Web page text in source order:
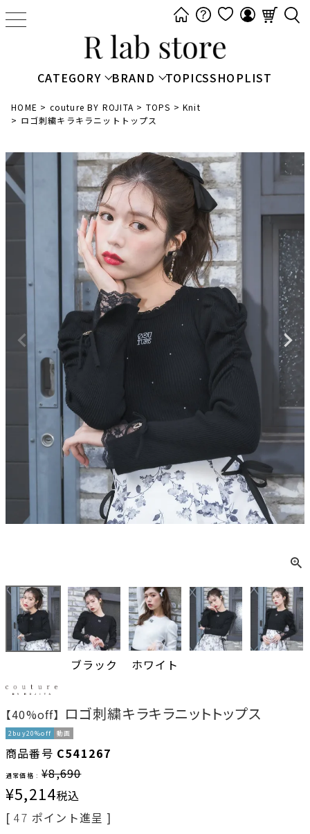
t
e
n
g
CATEGORY BRAND TOPICSSHOPLIST
HOME couture BY ROJITA TOPS
Knit
ロゴ刺繍キラキラニットトップス
ブラック ホワイト
【40%off】 ロゴ刺繍キラキラニットトップス
2buy20%off 動画
商品番号 C541267
通常価格 : ¥8,690
¥5,214税込
[ 47 ポイント進呈 ]